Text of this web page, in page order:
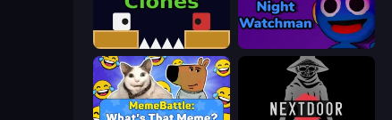
Jumping Clones